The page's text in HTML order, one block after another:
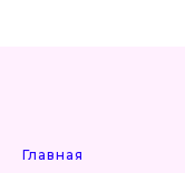
Главная